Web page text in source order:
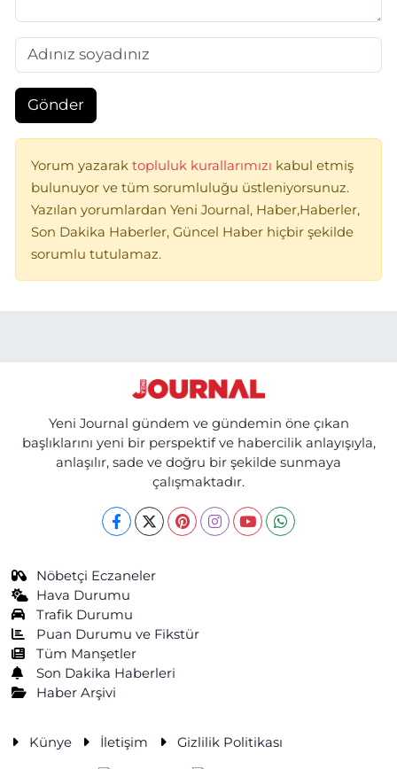
Gönder
Yorum yazarak topluluk kurallarımızı kabul etmiş
bulunuyor ve tüm sorumluluğu üstleniyorsunuz.
Yazılan yorumlardan Yeni Journal, Haber,Haberler,
Son Dakika Haberler, Güncel Haber hiçbir şekilde
sorumlu tutulamaz.
Yeni Journal gündem ve gündemin öne çıkan
başlıklarını yeni bir perspektif ve habercilik anlayışıyla,
anlaşılır, sade ve doğru bir şekilde sunmaya
çalışmaktadır.
Nöbetçi Eczaneler
Hava Durumu
Trafik Durumu
Puan Durumu ve Fikstür
Tüm Manşetler
Son Dakika Haberleri
Haber Arşivi
Künye İletişim Gizlilik Politikası